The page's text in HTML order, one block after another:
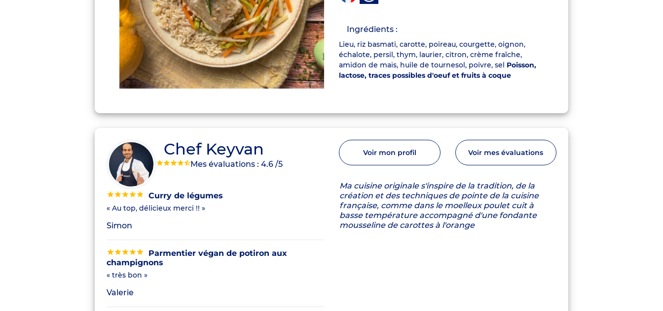
Ingrédients :
Lieu, riz basmati, carotte, poireau, courgette, oignon,
échalote, persil, thym, laurier, citron, crème fraîche,
amidon de maïs, huile de tournesol, poivre, sel Poisson,
lactose, traces possibles d'oeuf et fruits à coque
Chef Keyvan
Mes évaluations : 4.6 /5
Curry de légumes
« Au top, délicieux merci !! »
Simon
Parmentier végan de potiron aux
champignons
« très bon »
Valerie
Voir mon profil Voir mes évaluations
Ma cuisine originale s'inspire de la tradition, de la
création et des techniques de pointe de la cuisine
française, comme dans le moelleux poulet cuit à
basse température accompagné d'une fondante
mousseline de carottes à l'orange